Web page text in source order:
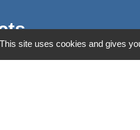
This site uses cookies and gives